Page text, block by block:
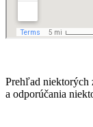
Prehľad niektorých
a odporúčania